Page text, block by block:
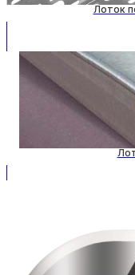
Лоток